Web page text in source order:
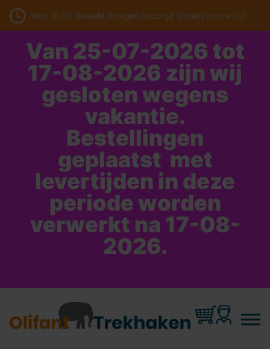
Voor 16:00 besteld, morgen bezorgd (indien voorradig)
Van 25-07-2026 tot
17-08-2026 zijn wij
gesloten wegens
vakantie.
Bestellingen
geplaatst met
levertijden in deze
periode worden
verwerkt na 17-08-
2026.